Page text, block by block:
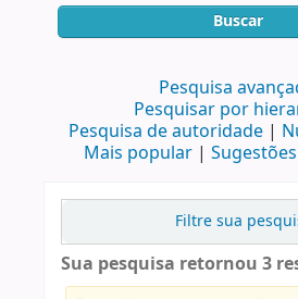
Buscar
Pesquisa
Pesquisar por
Pesquisa de autoridade
Mais popular
Filtre sua
Sua pesquisa retornou 3